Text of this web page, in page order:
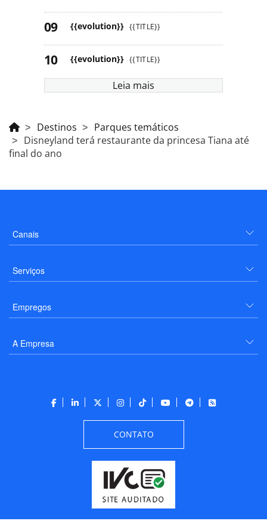
{{evolution}} {{TITLE}}
{{evolution}} {{TITLE}}
Leia mais
Destinos
Parques temáticos
Disneyland terá restaurante da princesa Tiana até
final do ano
Canais
Serviços
Empregos
A Empresa
CONTATO